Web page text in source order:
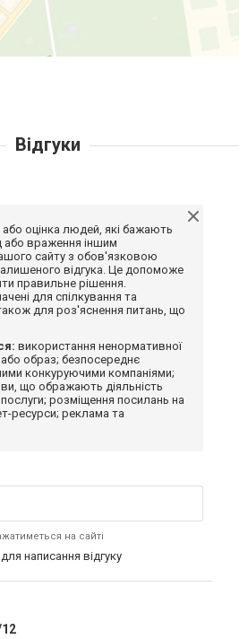
Відгуки
або оцінка людей, які бажають
або враження іншим
сайту з обов'язковою
відгука. Це допоможе
правильне рішення.
для спілкування та
для роз'яснення питань, що
використання ненормативної
образ; безпосереднє
конкуруючими компаніями;
що ображають діяльність
послуги; розміщення посилань на
ресурси; реклама та
на сайті
для написання відгуку